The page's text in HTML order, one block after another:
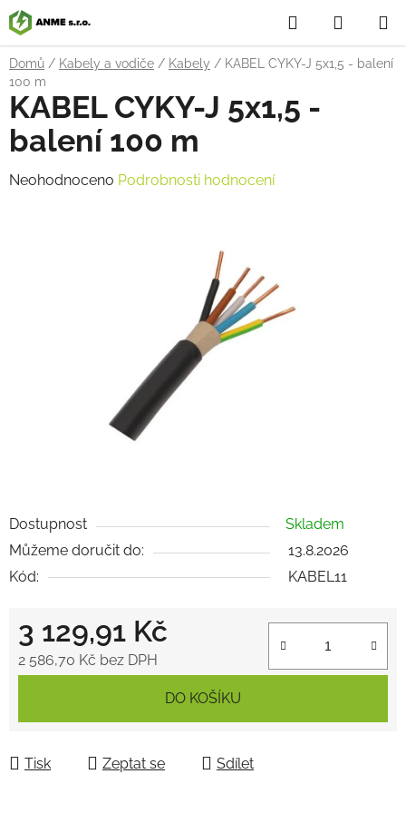
Přejít
na
obsah
Hledat
KOŠÍK
Domů / Kabely a vodiče / Kabely / KABEL CYKY-J 5x1,5 - balení
100 m
Dostupnost
Skladem
Můžeme doručit do:
13.8.2026
Kód:
KABEL11
3 129,91 Kč
2 586,70 Kč bez DPH
DO KOŠÍKU
Tisk Zeptat se Sdílet
KABEL CYKY-J 5x1,5 -
balení 100 m
Průměrné
Neohodnoceno Podrobnosti hodnocení